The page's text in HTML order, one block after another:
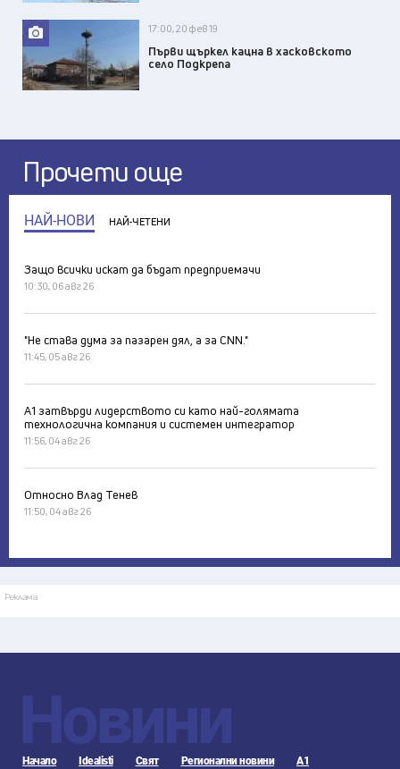
17:00, 20 фев 19
Първи щъркел кацна в хасковското
село Подкрепа
Прочети още
НАЙ-НОВИ НАЙ-ЧЕТЕНИ
Защо всички искат да бъдат предприемачи
10:30, 06 авг 26
"Не става дума за пазарен дял, а за CNN."
11:45, 05 авг 26
А1 затвърди лидерството си като най-голямата
технологична компания и системен интегратор
11:56, 04 авг 26
Относно Влад Тенев
11:50, 04 авг 26
Реклама
Новини
Начало Idealisti Свят Регионални новини А1